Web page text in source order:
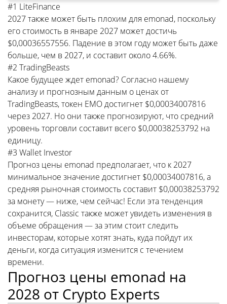
#1 LiteFinance
2027 также может быть плохим для emonad, поскольку
его стоимость в январе 2027 может достичь
$0,00036557556. Падение в этом году может быть даже
больше, чем в 2027, и составит около 4.66%.
#2 TradingBeasts
Какое будущее ждет emonad? Согласно нашему
анализу и прогнозным данным о ценах от
TradingBeasts, токен EMO достигнет $0,00034007816
через 2027. Но они также прогнозируют, что средний
уровень торговли составит всего $0,00038253792 на
единицу.
#3 Wallet Investor
Прогноз цены emonad предполагает, что к 2027
минимальное значение достигнет $0,00034007816, а
средняя рыночная стоимость составит $0,00038253792
за монету — ниже, чем сейчас! Если эта тенденция
сохранится, Classic также может увидеть изменения в
объеме обращения — за этим стоит следить
инвесторам, которые хотят знать, куда пойдут их
деньги, когда ситуация изменится с течением
времени.
Прогноз цены emonad на
2028 от Crypto Experts